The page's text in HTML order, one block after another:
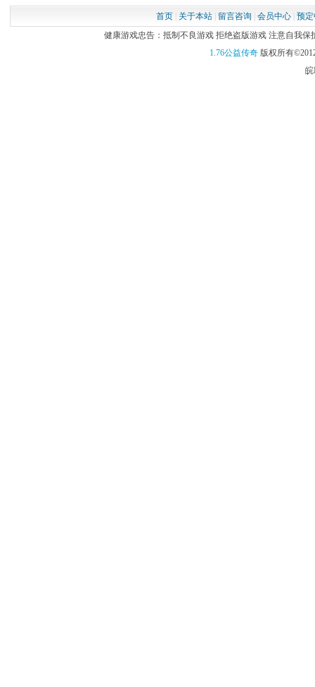
首页| 关于本站| 留言咨询 会员中心| 预
健康游戏忠告：抵制不良游戏 拒绝盗版游戏 注意自我保
1.76公益传奇版权所有
皖